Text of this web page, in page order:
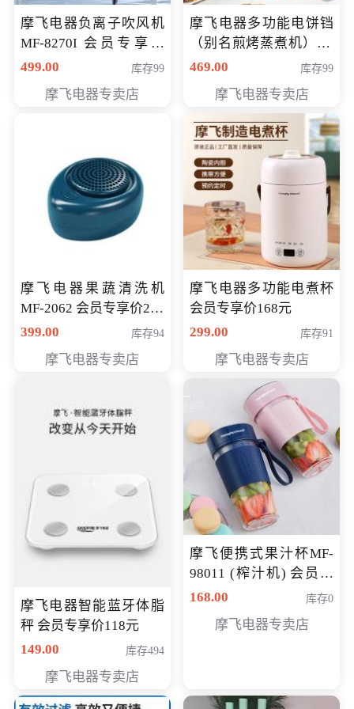
摩飞电器负离子吹风机
MF-8270I 会员专享价
369元
499.00 库存99
摩飞电器专卖店
摩飞电器多功能电饼铛
（别名煎烤蒸煮机） 型
号MF-8888B 会员专享
469.00 库存99
摩飞电器专卖店
摩飞电器果蔬清洗机
MF-2062 会员专享价268
元
399.00 库存94
摩飞电器专卖店
摩飞电器多功能电煮杯
会员专享价168元
299.00
库存91
摩飞电器专卖店
摩飞电器智能蓝牙体脂
秤 会员专享价118元
149.00
库存494
摩飞电器专卖店
摩飞便携式果汁杯MF-
98011 (榨汁机) 会员专
享价138元
168.00 库存0
摩飞电器专卖店